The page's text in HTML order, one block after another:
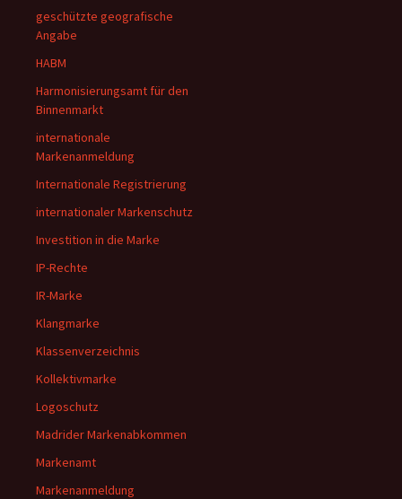
geschützte geografische
Angabe
HABM
Harmonisierungsamt für den
Binnenmarkt
internationale
Markenanmeldung
Internationale Registrierung
internationaler Markenschutz
Investition in die Marke
IP-Rechte
IR-Marke
Klangmarke
Klassenverzeichnis
Kollektivmarke
Logoschutz
Madrider Markenabkommen
Markenamt
Markenanmeldung